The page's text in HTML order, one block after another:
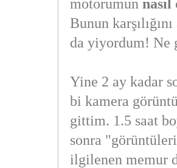
motorumun nasıl
Bunun
da yiyordum! Ne
Yine 2 ay kadar
bi kamera
gittim. 1.5 saat
sonra
ilgilenen memur